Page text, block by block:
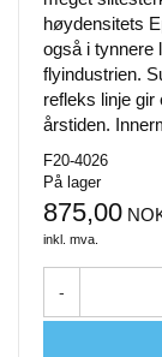
høydensitets
også i tynnere
flyindustrien.
refleks linje
årstiden.
F20-4026
På lager
875,00
inkl. mva.
-